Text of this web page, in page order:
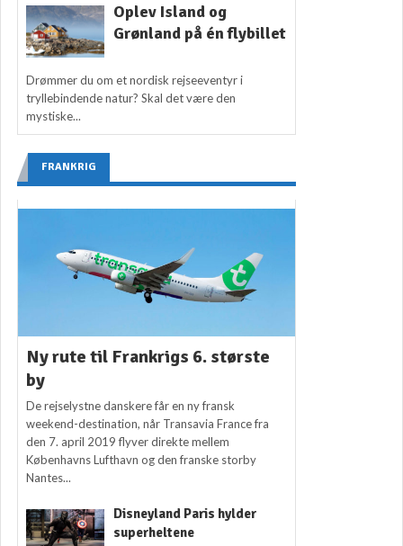
Oplev Island og
Grønland på én flybillet
Drømmer du om et nordisk rejseeventyr i
tryllebindende natur? Skal det være den
mystiske...
FRANKRIG
Ny rute til Frankrigs 6. største
by
De rejselystne danskere får en ny fransk
weekend-destination, når Transavia France fra
den 7. april 2019 flyver direkte mellem
Københavns Lufthavn og den franske storby
Nantes...
Disneyland Paris hylder
superheltene